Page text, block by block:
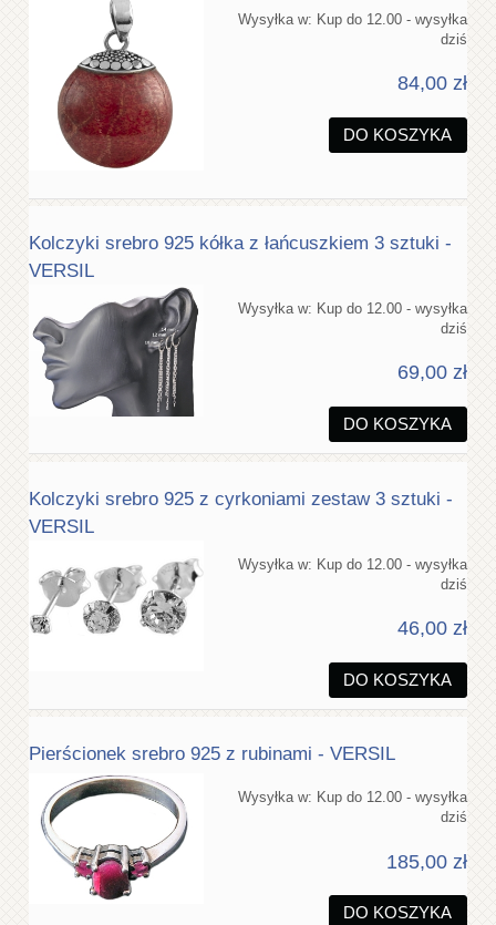
Wysyłka w: Kup do 12.00 - wysyłka
dziś
84,00 zł
DO KOSZYKA
Kolczyki srebro 925 kółka z łańcuszkiem 3 sztuki -
VERSIL
Wysyłka w: Kup do 12.00 - wysyłka
dziś
69,00 zł
DO KOSZYKA
Kolczyki srebro 925 z cyrkoniami zestaw 3 sztuki -
VERSIL
Wysyłka w: Kup do 12.00 - wysyłka
dziś
46,00 zł
DO KOSZYKA
Pierścionek srebro 925 z rubinami - VERSIL
Wysyłka w: Kup do 12.00 - wysyłka
dziś
185,00 zł
DO KOSZYKA